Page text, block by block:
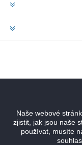
Naše webové
zjistit, jak jsou naše
používat, musíte